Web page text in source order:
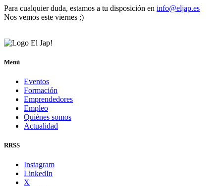
Para cualquier duda, estamos a tu disposición en info@eljap.es
Nos vemos este viernes ;)
Menú
Eventos
Formación
Emprendedores
Empleo
Quiénes somos
Actualidad
RRSS
Instagram
LinkedIn
X